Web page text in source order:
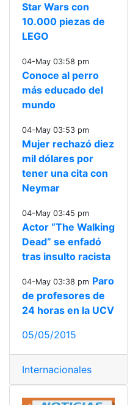
Star Wars con
10.000 piezas de
LEGO
04-May 03:58 pm
Conoce al perro
más educado del
mundo
04-May 03:53 pm
Mujer rechazó diez
mil dólares por
tener una cita con
Neymar
04-May 03:45 pm
Actor “The Walking
Dead” se enfadó
tras insulto racista
04-May 03:38 pm Paro
de profesores de
24 horas en la UCV
05/05/2015
Internacionales